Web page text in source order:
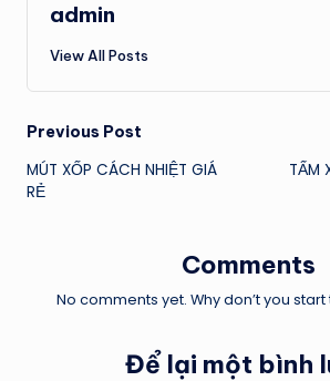
admin
View All Posts
Post
navigation
Previous Post
MÚT XỐP CÁCH NHIỆT GIÁ
RẺ
TẤM
Comments
No comments yet. Why don’t you
Để lại một bình